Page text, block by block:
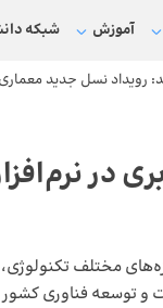
آموزش شبکه
رویداد نسل جدید
در
مختلف تکنولوژی،
فناوری کشور